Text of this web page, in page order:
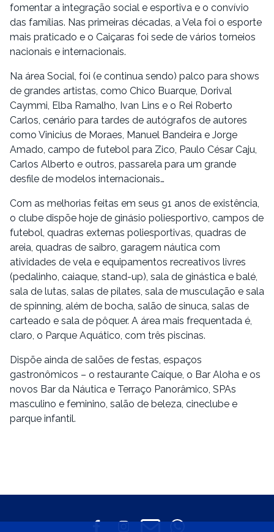
fomentar a integração social e esportiva e o convívio
das famílias. Nas primeiras décadas, a Vela foi o esporte
mais praticado e o Caiçaras foi sede de vários torneios
nacionais e internacionais.
Na área Social, foi (e continua sendo) palco para shows
de grandes artistas, como Chico Buarque, Dorival
Caymmi, Elba Ramalho, Ivan Lins e o Rei Roberto
Carlos, cenário para tardes de autógrafos de autores
como Vinicius de Moraes, Manuel Bandeira e Jorge
Amado, campo de futebol para Zico, Paulo César Caju,
Carlos Alberto e outros, passarela para um grande
desfile de modelos internacionais…
Com as melhorias feitas em seus 91 anos de existência,
o clube dispõe hoje de ginásio poliesportivo, campos de
futebol, quadras externas poliesportivas, quadras de
areia, quadras de saibro, garagem náutica com
atividades de vela e equipamentos recreativos livres
(pedalinho, caiaque, stand-up), sala de ginástica e balé,
sala de lutas, salas de pilates, sala de musculação e sala
de spinning, além de bocha, salão de sinuca, salas de
carteado e sala de pôquer. A área mais frequentada é,
claro, o Parque Aquático, com três piscinas.
Dispõe ainda de salões de festas, espaços
gastronômicos – o restaurante Caíque, o Bar Aloha e os
novos Bar da Náutica e Terraço Panorâmico, SPAs
masculino e feminino, salão de beleza, cineclube e
parque infantil.